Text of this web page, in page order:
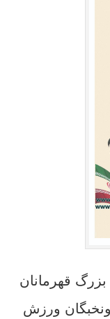
بزرگ قهرمانان
ونخبگان ورزش